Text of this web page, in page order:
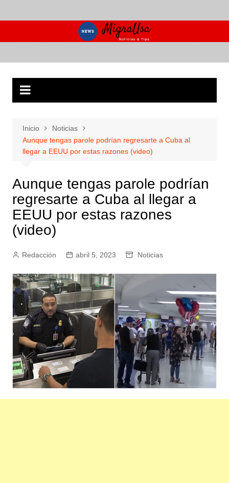
al
Inicio
Noticias
Aunque tengas parole podrían regresarte a Cuba al
llegar a EEUU por estas razones (video)
Aunque tengas parole podrían
regresarte a Cuba al llegar a
EEUU por estas razones
(video)
Redacción abril 5, 2023 Noticias